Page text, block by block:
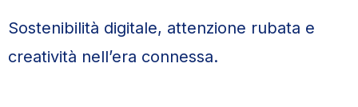
Sostenibilità digitale, attenzione rubata e
creatività nell’era connessa.